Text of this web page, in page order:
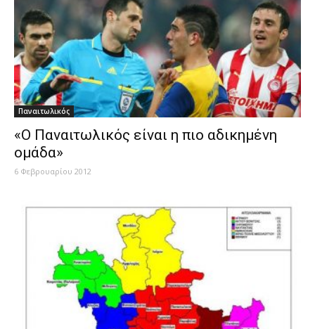
Παναιτωλικός
«Ο Παναιτωλικός είναι η πιο αδικημένη
ομάδα»
6 Φεβρουαρίου 2012